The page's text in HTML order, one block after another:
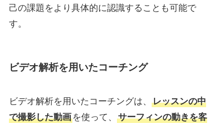
己の課題をより具体的に認識することも可能で
す。
ビデオ解析を用いたコーチング
ビデオ解析を用いたコーチングは、 レッスンの中
で撮影した動画を使って、 サーフィンの動きを客